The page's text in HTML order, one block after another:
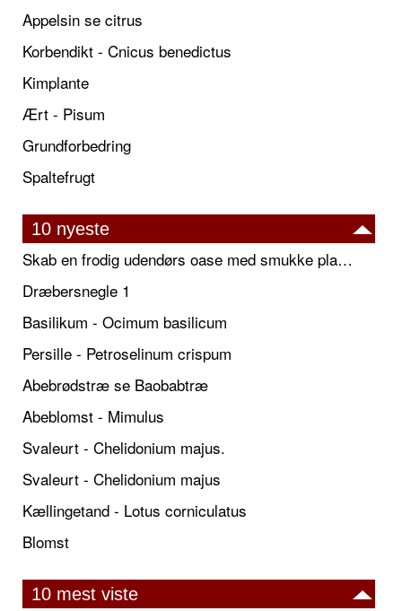
Appelsin se citrus
Korbendikt - Cnicus benedictus
Kimplante
Ært - Pisum
Grundforbedring
Spaltefrugt
10 nyeste
Skab en frodig udendørs oase med smukke plantekrukker og elegante espalier
Dræbersnegle 1
Basilikum - Ocimum basilicum
Persille - Petroselinum crispum
Abebrødstræ se Baobabtræ
Abeblomst - Mimulus
Svaleurt - Chelidonium majus.
Svaleurt - Chelidonium majus
Kællingetand - Lotus corniculatus
Blomst
10 mest viste